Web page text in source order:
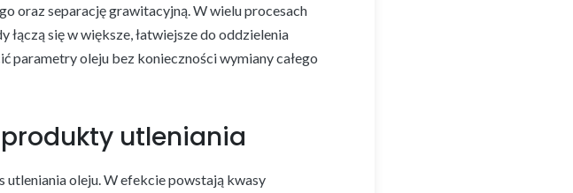
oraz separację grawitacyjną. W wielu procesach
się w większe, łatwiejsze do oddzielenia
parametry oleju bez konieczności wymiany całego
utleniania
oleju. W efekcie powstają kwasy